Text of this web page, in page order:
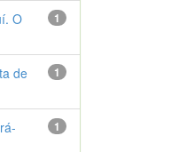
1
O
1
de
1